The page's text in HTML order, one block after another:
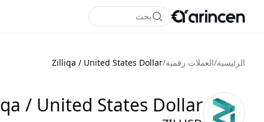
بحث
الرئيسية/العملات رقمية/
Zilliqa / United States Dollar
/ United States Dollar